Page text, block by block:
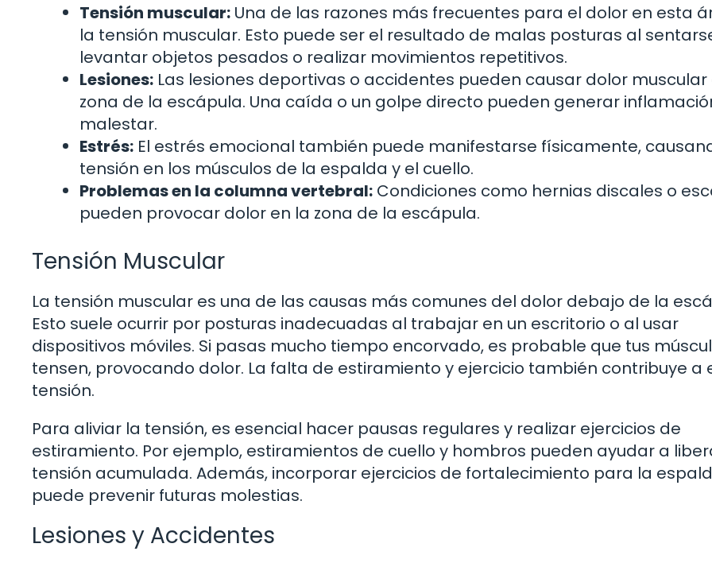
Tensión muscular: Una de las razones más frecuentes para el dolor en esta
la tensión muscular. Esto puede ser el resultado de malas posturas al
levantar objetos pesados o realizar movimientos repetitivos.
Lesiones: Las lesiones deportivas o accidentes pueden causar dolor muscular
zona de la escápula. Una caída o un golpe directo pueden generar
malestar.
Estrés: El estrés emocional también puede manifestarse físicamente,
tensión en los músculos de la espalda y el cuello.
Problemas en la columna vertebral: Condiciones como hernias discales o
pueden provocar dolor en la zona de la escápula.
Tensión Muscular
La tensión muscular es una de las causas más comunes del dolor debajo de la
Esto suele ocurrir por posturas inadecuadas al trabajar en un escritorio o al usar
dispositivos móviles. Si pasas mucho tiempo encorvado, es probable que tus
tensen, provocando dolor. La falta de estiramiento y ejercicio también contribuye a
tensión.
Para aliviar la tensión, es esencial hacer pausas regulares y realizar ejercicios de
estiramiento. Por ejemplo, estiramientos de cuello y hombros pueden ayudar a
tensión acumulada. Además, incorporar ejercicios de fortalecimiento para la
puede prevenir futuras molestias.
Lesiones y Accidentes